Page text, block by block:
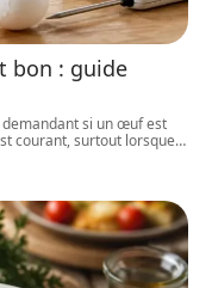
bon : guide
demandant si un œuf est
courant, surtout lorsque…